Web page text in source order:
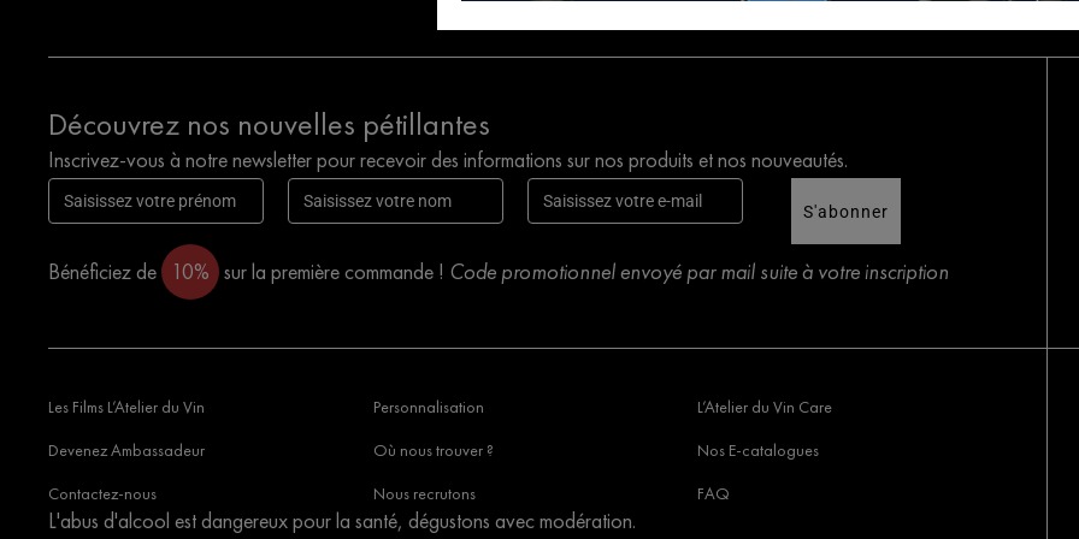
Découvrez nos nouvelles pétillantes
Inscrivez-vous à notre newsletter pour recevoir des informations sur nos produits et nos nouveautés.
S'abonner
Bénéficiez de 10% sur la première commande ! Code promotionnel envoyé par mail suite à votre inscription
Les Films L’Atelier du Vin Personnalisation
L’Atelier du Vin Care
Devenez Ambassadeur
Où nous trouver ?
Nos E-catalogues
Contactez-nous
Nous recrutons FAQ
L'abus d'alcool est dangereux pour la santé, dégustons avec modération.